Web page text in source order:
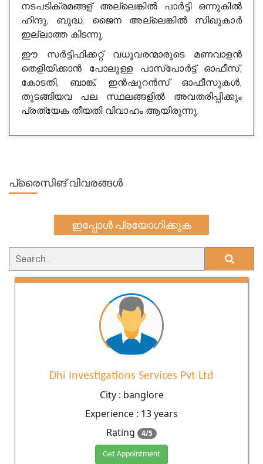
നടപടിക്രമങ്ങള് അല്ലെങ്കിൽ പാർട്ടി ഒന്നുകിൽ
ഹിന്ദു, ബുദ്ധ, ജൈന അല്ലെങ്കിൽ സിഖുകാർ
ഇല്ലാത്ത കിടന്നു.
ഈ സർട്ടിഫിക്കറ്റ് വധൂവരന്മാരുടെ മണവാളൻ
തെളിയിക്കാൻ പോലുള്ള പാസ്പോർട്ട് ഓഫീസ്,
കോടതി, ബാങ്ക്, ഇൻഷുറൻസ് ഓഫീസുകൾ,
തുടങ്ങിയവ പല സ്ഥലങ്ങളിൽ അവതരിപ്പിക്കും
പ്രത്യേക തീയതി വിവാഹം ആയിരുന്നു.
പ്രൈസിങ്വിവരങ്ങൾ
ഇപ്പോൾ പ്രയോഗിക്കുക
Dhi Investigations Services Pvt Ltd
City : banglore
Experience : 13 years
Rating
4/5
Get Appointment